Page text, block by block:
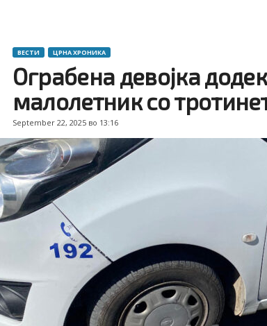
ВЕСТИ ЦРНА ХРОНИКА
Ограбена девојка
малолетник со
September 22, 2025 во 13:16